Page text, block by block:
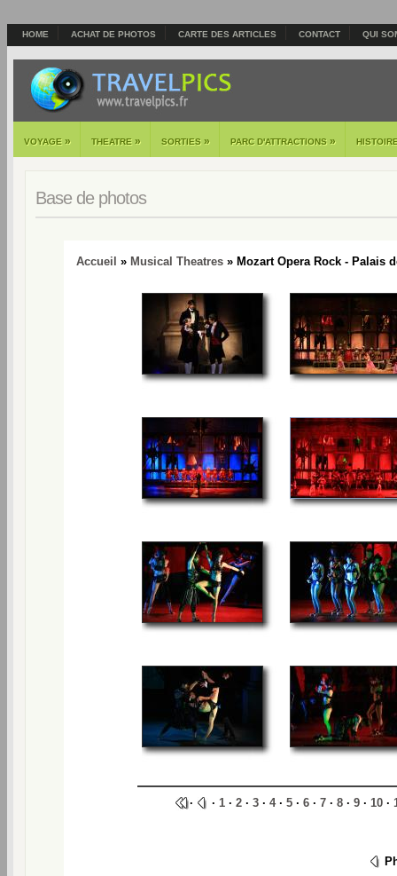
HOME ACHAT DE PHOTOS CARTE DES ARTICLES CONTACT QUI
VOYAGE » THEATRE » SORTIES » PARC D'ATTRACTIONS »
Base de photos
Accueil » Musical Theatres » Mozart Opera Rock - Palais
· · 1 · 2 · 3 · 4· 5 · 6 · 7 · 8 · 9 · 10 ·